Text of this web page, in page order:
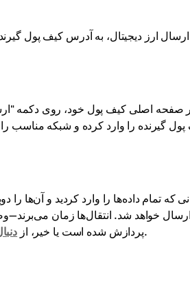
ارز دیجیتال، به آدرس کیف پول
صفحه اصلی کیف پول خود، روی دکمه
گیرنده را وارد کرده و شبکه مناسب را
که تمام داده‌ها را وارد کردید و
خواهد شد. انتقال‌ها زمان
پردازش شده است یا خیر، ازاستفاده کنید. منتظر تأیید از گیرنده باشید که وجوه به کیف پول او رسیده است.